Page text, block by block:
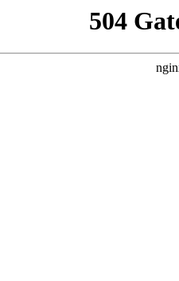
504